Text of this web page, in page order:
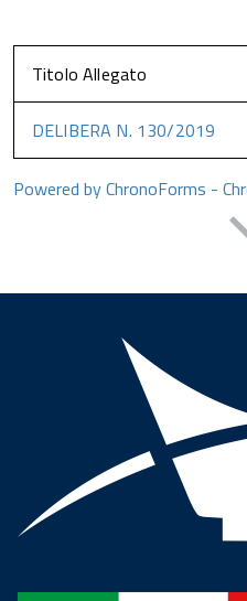
Titolo Allegato
DELIBERA N. 130/2019
Powered by ChronoForms -